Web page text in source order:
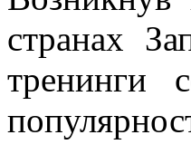
странах
тренинги